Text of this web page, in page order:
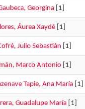
Georgina[1]
Áurea Xaydé[1]
Julio Sebastián [1]
Marco Antonio[1]
Tapie, Ana María[1]
Guadalupe María[1]